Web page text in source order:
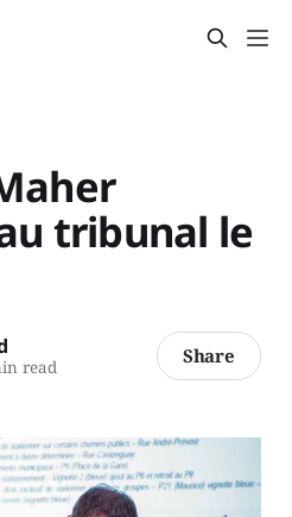
tribunal le
read Share